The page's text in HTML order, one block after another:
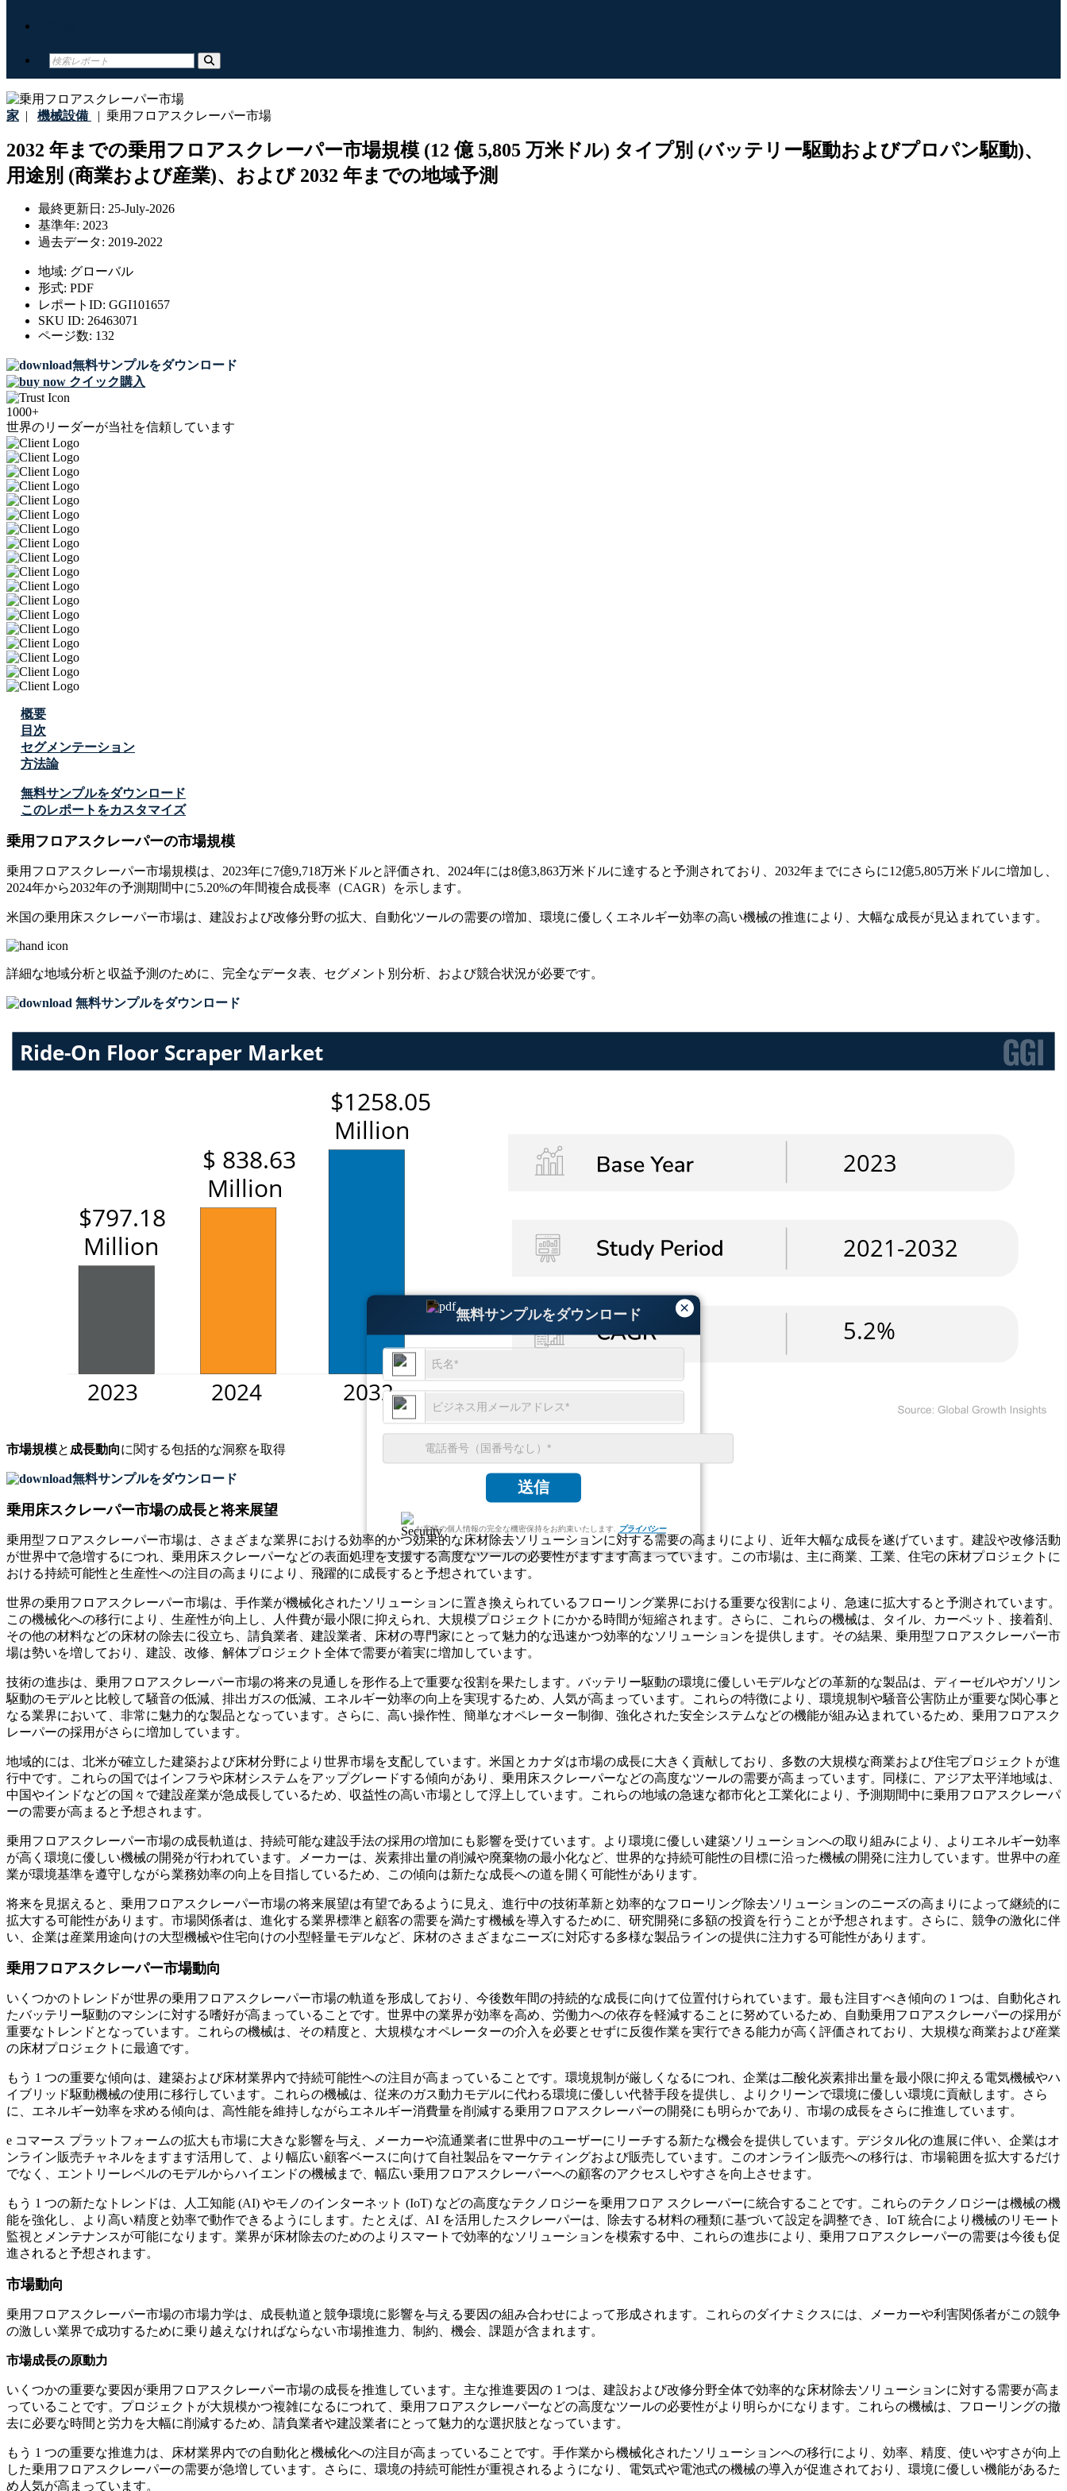
家 | 機械設備 | 乗用フロアスクレーパー市場
2032 年までの乗用フロアスクレーパー市場規模 (12 億 5,805 万米ドル) タイプ別 (バッテリー駆動およびプロパン駆動)、
用途別 (商業および産業)、および 2032 年までの地域予測
最終更新日: 25-July-2026
基準年: 2023
過去データ: 2019-2022
地域: グローバル
形式: PDF
レポートID: GGI101657
SKU ID: 26463071
ページ数: 132
無料サンプルをダウンロード
クイック購入
1000+
世界のリーダーが当社を信頼しています
×
無料サンプルをダウンロード
送信
お客様の個人情報の完全な機密保持をお約束いたします. プライバシー
概要
目次
セグメンテーション
方法論
無料サンプルをダウンロード
このレポートをカスタマイズ
乗用フロアスクレーパーの市場規模
乗用フロアスクレーパー市場規模は、2023年に7億9,718万米ドルと評価され、2024年には8億3,863万米ドルに達すると予測されており、2032年までにさらに12億5,805万米ドルに増加し、
2024年から2032年の予測期間中に5.20%の年間複合成長率（CAGR）を示します。
米国の乗用床スクレーパー市場は、建設および改修分野の拡大、自動化ツールの需要の増加、環境に優しくエネルギー効率の高い機械の推進により、大幅な成長が見込まれています。
詳細な地域分析と収益予測のために、 完全なデータ表、セグメント別分析、および競合状況が必要です。
無料サンプルをダウンロード
市場規模と 成長動向に関する包括的な洞察を取得
無料サンプルをダウンロード
乗用床スクレーパー市場の成長と将来展望
乗用型フロアスクレーパー市場は、さまざまな業界における効率的かつ効果的な床材除去ソリューションに対する需要の高まりにより、近年大幅な成長を遂げています。建設や改修活動
が世界中で急増するにつれ、乗用床スクレーパーなどの表面処理を支援する高度なツールの必要性がますます高まっています。この市場は、主に商業、工業、住宅の床材プロジェクトに
おける持続可能性と生産性への注目の高まりにより、飛躍的に成長すると予想されています。
世界の乗用フロアスクレーパー市場は、手作業が機械化されたソリューションに置き換えられているフローリング業界における重要な役割により、急速に拡大すると予測されています。
この機械化への移行により、生産性が向上し、人件費が最小限に抑えられ、大規模プロジェクトにかかる時間が短縮されます。さらに、これらの機械は、タイル、カーペット、接着剤、
その他の材料などの床材の除去に役立ち、請負業者、建設業者、床材の専門家にとって魅力的な迅速かつ効率的なソリューションを提供します。その結果、乗用型フロアスクレーパー市
場は勢いを増しており、建設、改修、解体プロジェクト全体で需要が着実に増加しています。
技術の進歩は、乗用フロアスクレーパー市場の将来の見通しを形作る上で重要な役割を果たします。バッテリー駆動の環境に優しいモデルなどの革新的な製品は、ディーゼルやガソリン
駆動のモデルと比較して騒音の低減、排出ガスの低減、エネルギー効率の向上を実現するため、人気が高まっています。これらの特徴により、環境規制や騒音公害防止が重要な関心事と
なる業界において、非常に魅力的な製品となっています。さらに、高い操作性、簡単なオペレーター制御、強化された安全システムなどの機能が組み込まれているため、乗用フロアスク
レーパーの採用がさらに増加し​​ています。
地域的には、北米が確立した建築および床材分野により世界市場を支配しています。米国とカナダは市場の成長に大きく貢献しており、多数の大規模な商業および住宅プロジェクトが進
行中です。これらの国ではインフラや床材システムをアップグレードする傾向があり、乗用床スクレーパーなどの高度なツールの需要が高まっています。同様に、アジア太平洋地域は、
中国やインドなどの国々で建設産業が急成長しているため、収益性の高い市場として浮上しています。これらの地域の急速な都市化と工業化により、予測期間中に乗用フロアスクレーパ
ーの需要が高まると予想されます。
乗用フロアスクレーパー市場の成長軌道は、持続可能な建設手法の採用の増加にも影響を受けています。より環境に優しい建築ソリューションへの取り組みにより、よりエネルギー効率
が高く環境に優しい機械の開発が行われています。メーカーは、炭素排出量の削減や廃棄物の最小化など、世界的な持続可能性の目標に沿った機械の開発に注力しています。世界中の産
業が環境基準を遵守しながら業務効率の向上を目指しているため、この傾向は新たな成長への道を開く可能性があります。
将来を見据えると、乗用フロアスクレーパー市場の将来展望は有望であるように見え、進行中の技術革新と効率的なフローリング除去ソリューションのニーズの高まりによって継続的に
拡大する可能性があります。市場関係者は、進化する業界標準と顧客の需要を満たす機械を導入するために、研究開発に多額の投資を行うことが予想されます。さらに、競争の激化に伴
い、企業は産業用途向けの大型機械や住宅向けの小型軽量モデルなど、床材のさまざまなニーズに対応する多様な製品ラインの提供に注力する可能性があります。
乗用フロアスクレーパー市場動向
いくつかのトレンドが世界の乗用フロアスクレーパー市場の軌道を形成しており、今後数年間の持続的な成長に向けて位置付けられています。最も注目すべき傾向の 1 つは、自動化され
たバッテリー駆動のマシンに対する嗜好が高まっていることです。世界中の業界が効率を高め、労働力への依存を軽減することに努めているため、自動乗用フロアスクレーパーの採用が
重要なトレンドとなっています。これらの機械は、その精度と、大規模なオペレーターの介入を必要とせずに反復作業を実行できる能力が高く評価されており、大規模な商業および産業
の床材プロジェクトに最適です。
もう 1 つの重要な傾向は、建築および床材業界内で持続可能性への注目が高まっていることです。環境規制が厳しくなるにつれ、企業は二酸化炭素排出量を最小限に抑える電気機械やハ
イブリッド駆動機械の使用に移行しています。これらの機械は、従来のガス動力モデルに代わる環境に優しい代替手段を提供し、よりクリーンで環境に優しい環境に貢献します。さら
に、エネルギー効率を求める傾向は、高性能を維持しながらエネルギー消費量を削減する乗用フロアスクレーパーの開発にも明らかであり、市場の成長をさらに推進しています。
e コマース プラットフォームの拡大も市場に大きな影響を与え、メーカーや流通業者に世界中のユーザーにリーチする新たな機会を提供しています。デジタル化の進展に伴い、企業はオ
ンライン販売チャネルをますます活用して、より幅広い顧客ベースに向けて自社製品をマーケティングおよび販売しています。このオンライン販売への移行は、市場範囲を拡大するだけ
でなく、エントリーレベルのモデルからハイエンドの機械まで、幅広い乗用フロアスクレーパーへの顧客のアクセスしやすさを向上させます。
もう 1 つの新たなトレンドは、人工知能 (AI) やモノのインターネット (IoT) などの高度なテクノロジーを乗用フロア スクレーパーに統合することです。これらのテクノロジーは機械の機
能を強化し、より高い精度と効率で動作できるようにします。たとえば、AI を活用したスクレーパーは、除去する材料の種類に基づいて設定を調整でき、IoT 統合により機械のリモート
監視とメンテナンスが可能になります。業界が床材除去のためのよりスマートで効率的なソリューションを模索する中、これらの進歩により、乗用フロアスクレーパーの需要は今後も促
進されると予想されます。
市場動向
乗用フロアスクレーパー市場の市場力学は、成長軌道と競争環境に影響を与える要因の組み合わせによって形成されます。これらのダイナミクスには、メーカーや利害関係者がこの競争
の激しい業界で成功するために乗り越えなければならない市場推進力、制約、機会、課題が含まれます。
市場成長の原動力
いくつかの重要な要因が乗用フロアスクレーパー市場の成長を推進しています。主な推進要因の 1 つは、建設および改修分野全体で効率的な床材除去ソリューションに対する需要が高ま
っていることです。プロジェクトが大規模かつ複雑になるにつれて、乗用フロアスクレーパーなどの高度なツールの必要性がより明らかになります。これらの機械は、フローリングの撤
去に必要な時間と労力を大幅に削減するため、請負業者や建設業者にとって魅力的な選択肢となっています。
もう 1 つの重要な推進力は、床材業界内での自動化と機械化への注目が高まっていることです。手作業から機械化されたソリューションへの移行により、効率、精度、使いやすさが向上
した乗用フロアスクレーパーの需要が急増しています。さらに、環境の持続可能性が重視されるようになり、電気式や電池式の機械の導入が促進されており、環境に優しい機能があるた
め人気が高まっています。